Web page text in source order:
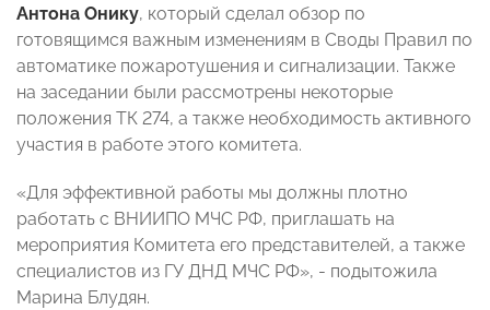
Антона Онику, который сделал обзор по
готовящимся важным изменениям в Своды Правил по
автоматике пожаротушения и сигнализации. Также
на заседании были рассмотрены некоторые
положения ТК 274, а также необходимость активного
участия в работе этого комитета.
«Для эффективной работы мы должны плотно
работать с ВНИИПО МЧС РФ, приглашать на
мероприятия Комитета его представителей, а также
специалистов из ГУ ДНД МЧС РФ», - подытожила
Марина Блудян.